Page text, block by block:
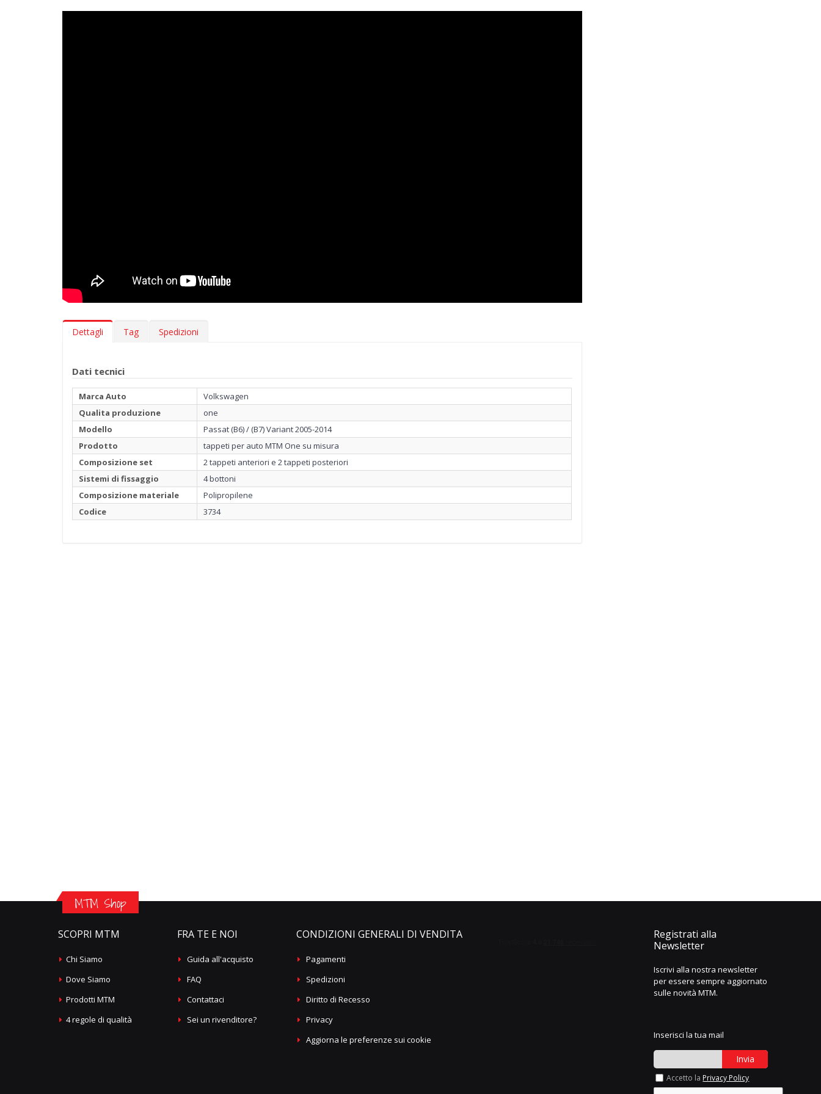
Dettagli Tag Spedizioni
Dati tecnici
Marca Auto
Volkswagen
Qualita produzione
one
Modello
Passat (B6) / (B7) Variant 2005-2014
Prodotto
tappeti per auto MTM One su misura
Composizione set
2 tappeti anteriori e 2 tappeti posteriori
Sistemi di fissaggio
4 bottoni
Composizione materiale
Polipropilene
Codice
3734
MTM Shop
SCOPRI MTM
Chi Siamo
Dove Siamo
Prodotti MTM
4 regole di qualità
FRA TE E NOI
Guida all'acquisto
FAQ
Contattaci
Sei un rivenditore?
CONDIZIONI GENERALI DI VENDITA
Pagamenti
Spedizioni
Diritto di Recesso
Privacy
Aggiorna le preferenze sui cookie
Registrati alla
Newsletter
Iscrivi alla nostra newsletter
per essere sempre aggiornato
sulle novità MTM.
Inserisci la tua mail
Invia
Accetto la Privacy Policy